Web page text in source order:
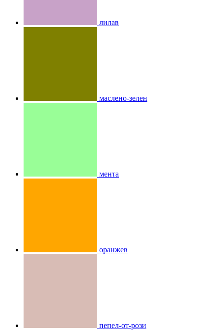
лилав
маслено-зелен
мента
оранжев
пепел-от-рози